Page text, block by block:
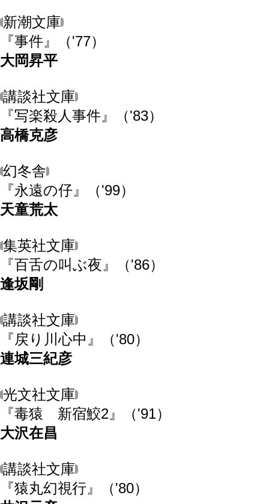
新潮文庫
『事件』
（'77）
大岡昇平
講談社文庫
『写楽殺人事件』
（'83）
高橋克彦
幻冬舎
『永遠の仔』
（'99）
天童荒太
集英社文庫
『百舌の叫ぶ夜』
（'86）
逢坂剛
講談社文庫
『戻り川心中』
（'80）
連城三紀彦
光文社文庫
『毒猿 新宿鮫2』
（'91）
大沢在昌
講談社文庫
『猿丸幻視行』
（'80）